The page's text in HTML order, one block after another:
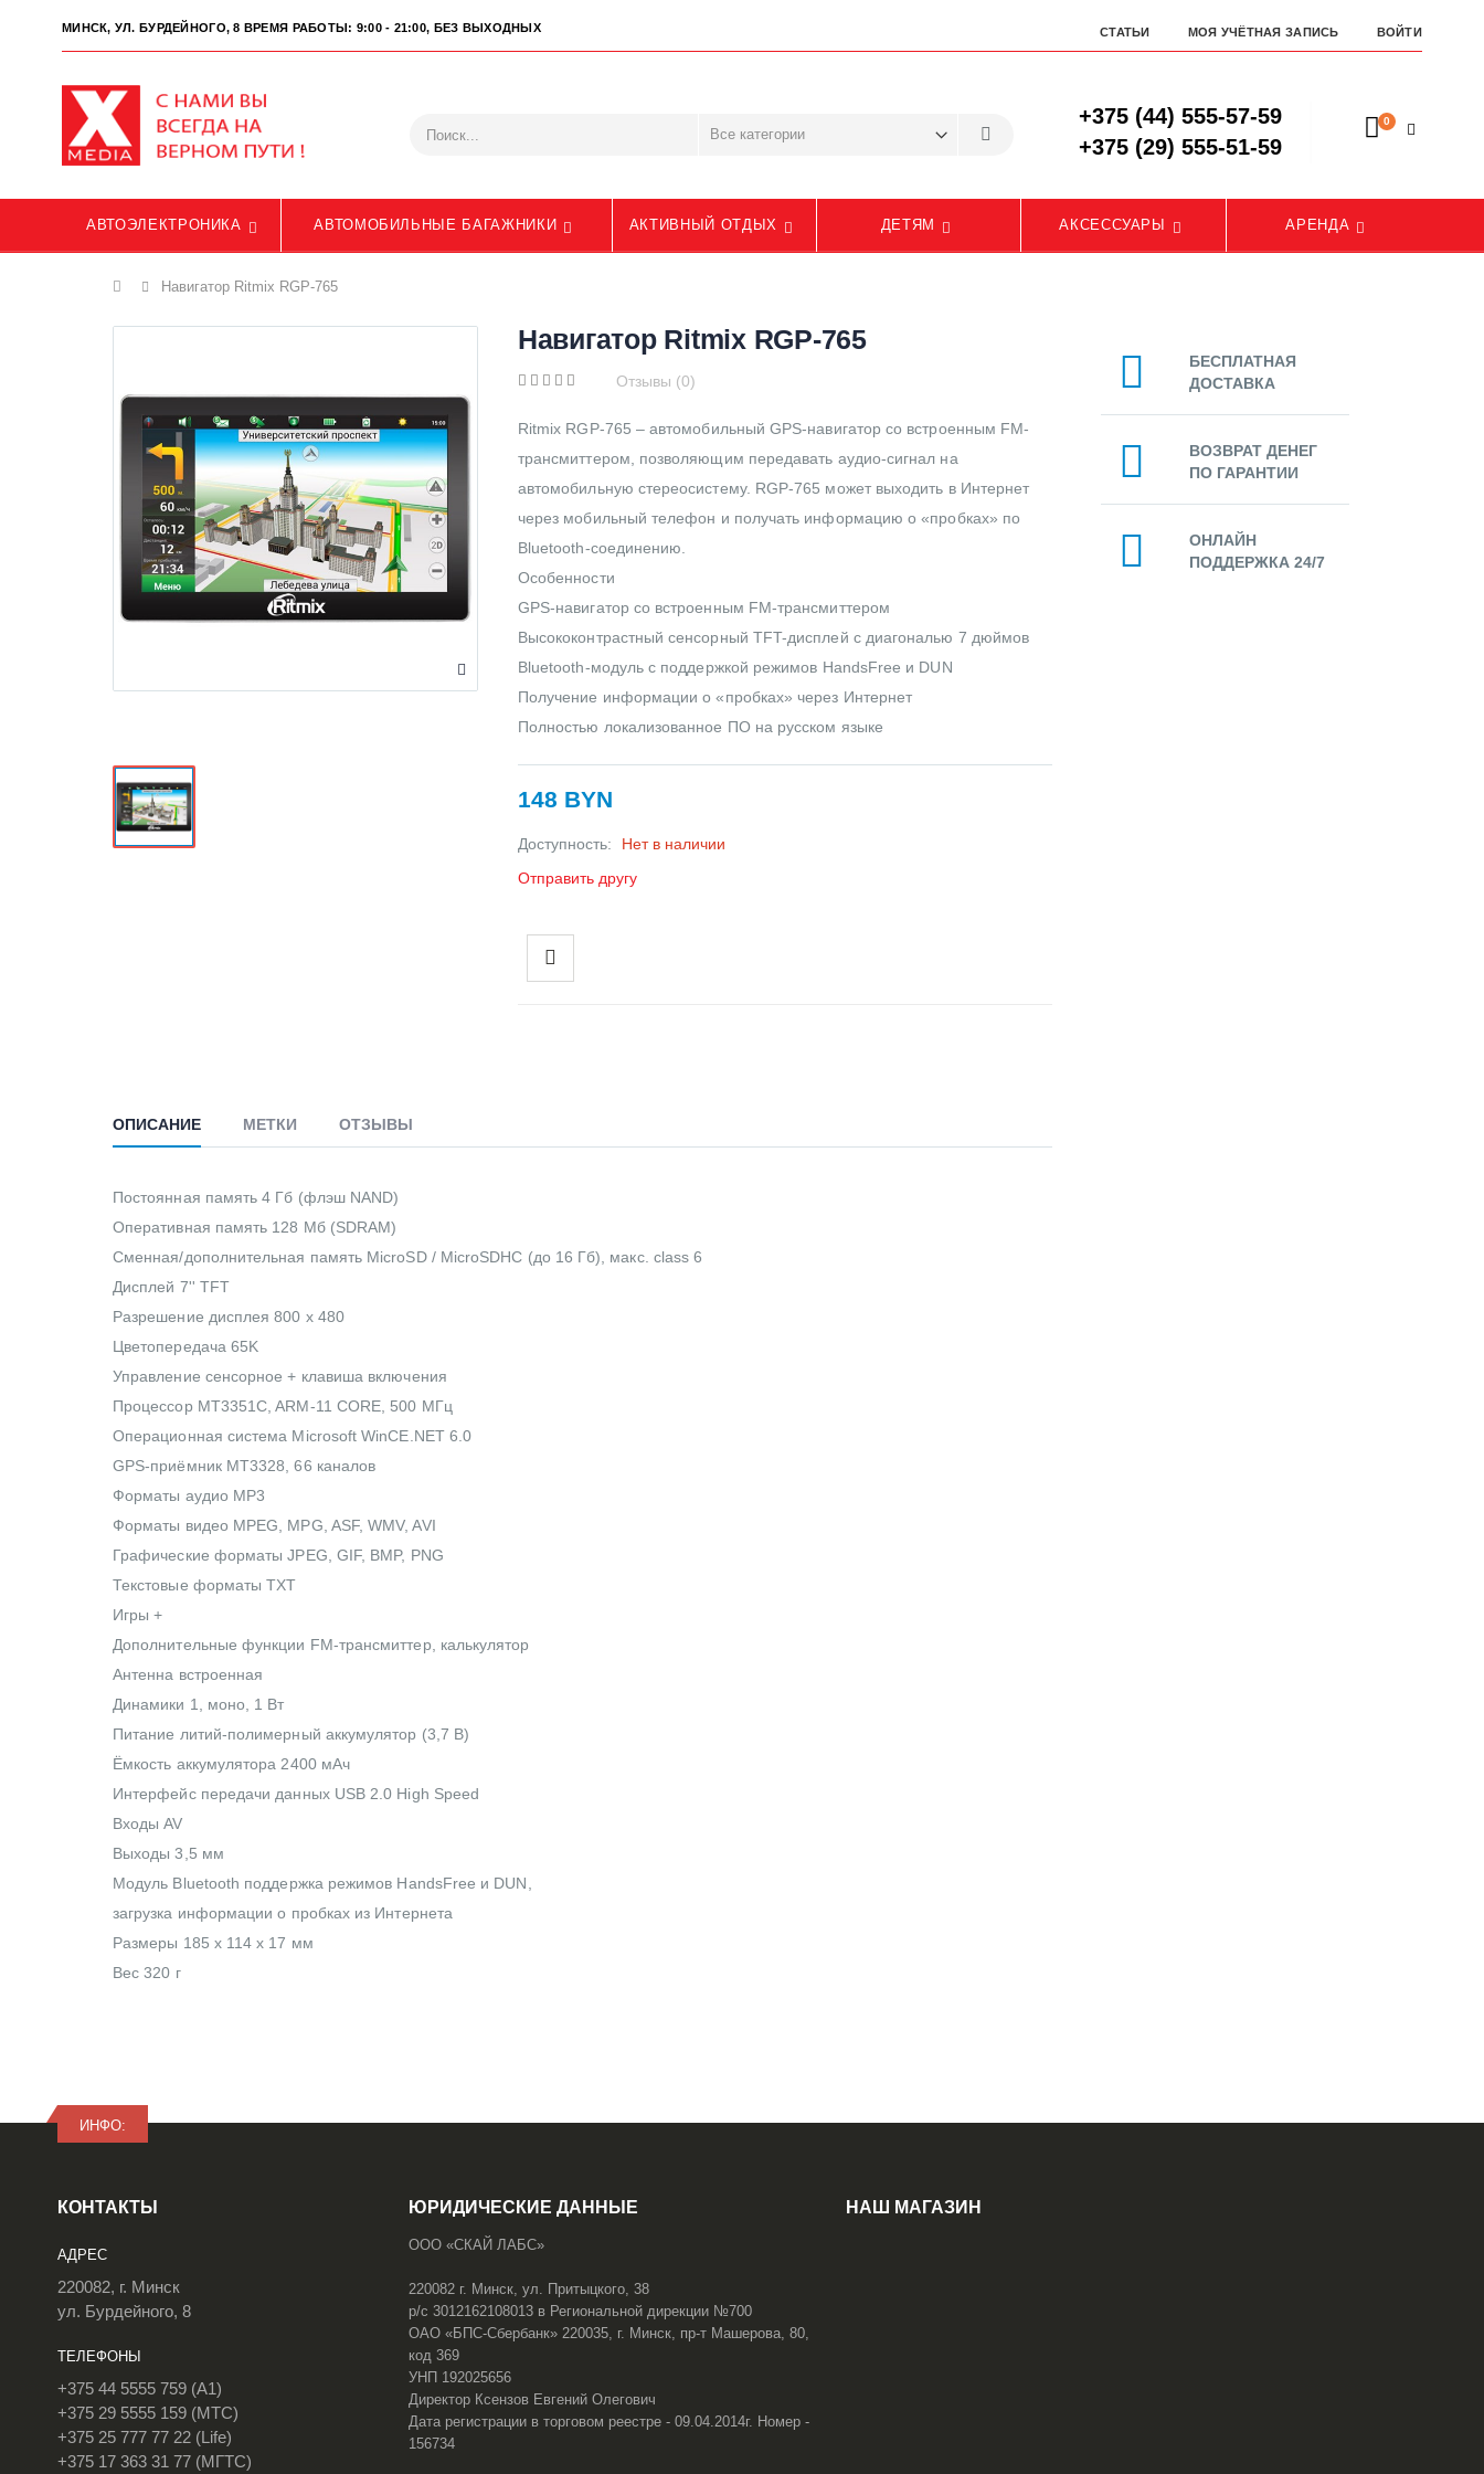
МИНСК, УЛ. БУРДЕЙНОГО, 8 ВРЕМЯ РАБОТЫ: 9:00 - 21:00, БЕЗ ВЫХОДНЫХ СТАТЬИ МОЯ УЧЁТНАЯ ЗАПИСЬ ВОЙТИ
+375 (44) 555-57-59
+375 (29) 555-51-59
0
АВТОЭЛЕКТРОНИКА АВТОМОБИЛЬНЫЕ БАГАЖНИКИ АКТИВНЫЙ ОТДЫХ ДЕТЯМ АКСЕССУАРЫ АРЕНДА
Главная
Навигатор Ritmix RGP-765
Навигатор Ritmix RGP-765
Отзывы (0)
Ritmix RGP-765 – автомобильный GPS-навигатор со встроенным FM-
трансмиттером, позволяющим передавать аудио-сигнал на
автомобильную стереосистему. RGP-765 может выходить в Интернет
через мобильный телефон и получать информацию о «пробках» по
Bluetooth-соединению.
Особенности
GPS-навигатор со встроенным FM-трансмиттером
Высококонтрастный сенсорный TFT-дисплей с диагональю 7 дюймов
Bluetooth-модуль с поддержкой режимов HandsFree и DUN
Получение информации о «пробках» через Интернет
Полностью локализованное ПО на русском языке
148 BYN
Доступность:
Нет в наличии
Отправить другу
ОПИСАНИЕ МЕТКИ ОТЗЫВЫ
Постоянная память 4 Гб (флэш NAND)
Оперативная память 128 Мб (SDRAM)
Сменная/дополнительная память MicroSD / MicroSDHC (до 16 Гб), макс. class 6
Дисплей 7'' TFT
Разрешение дисплея 800 x 480
Цветопередача 65K
Управление сенсорное + клавиша включения
Процессор MT3351C, ARM-11 CORE, 500 МГц
Операционная система Microsoft WinCE.NET 6.0
GPS-приёмник MT3328, 66 каналов
Форматы аудио MP3
Форматы видео MPEG, MPG, ASF, WMV, AVI
Графические форматы JPEG, GIF, BMP, PNG
Текстовые форматы TXT
Игры +
Дополнительные функции FM-трансмиттер, калькулятор
Антенна встроенная
Динамики 1, моно, 1 Вт
Питание литий-полимерный аккумулятор (3,7 В)
Ёмкость аккумулятора 2400 мАч
Интерфейс передачи данных USB 2.0 High Speed
Входы AV
Выходы 3,5 мм
Модуль Bluetooth поддержка режимов HandsFree и DUN,
загрузка информации о пробках из Интернета
Размеры 185 x 114 x 17 мм
Вес 320 г
БЕСПЛАТНАЯ
ДОСТАВКА
ВОЗВРАТ ДЕНЕГ
ПО ГАРАНТИИ
ОНЛАЙН
ПОДДЕРЖКА 24/7
ИНФО:
КОНТАКТЫ
АДРЕС
220082, г. Минск
ул. Бурдейного, 8
ТЕЛЕФОНЫ
+375 44 5555 759 (A1)
+375 29 5555 159 (МТС)
+375 25 777 77 22 (Life)
+375 17 363 31 77 (МГТС)
ЮРИДИЧЕСКИЕ ДАННЫЕ
ООО «СКАЙ ЛАБС»
220082 г. Минск, ул. Притыцкого, 38
р/с 3012162108013 в Региональной дирекции №700
ОАО «БПС-Сбербанк» 220035, г. Минск, пр-т Машерова, 80,
код 369
УНП 192025656
Директор Ксензов Евгений Олегович
Дата регистрации в торговом реестре - 09.04.2014г. Номер -
156734
НАШ МАГАЗИН